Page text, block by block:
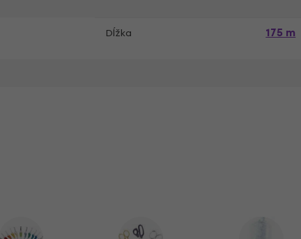
Dĺžka 175 m